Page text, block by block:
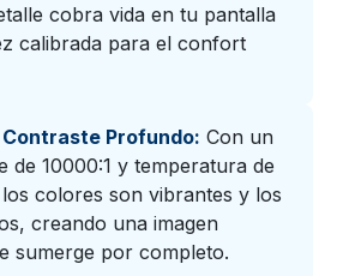
cobra vida en tu pantalla
calibrada para el confort
Profundo: Con un
de 10000:1 y temperatura de
colores son vibrantes y los
creando una imagen
sumerge por completo.